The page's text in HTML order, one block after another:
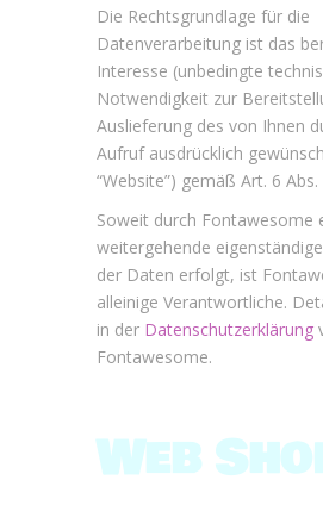
Die Rechtsgrundlage für die
Datenverarbeitung ist das
Interesse (unbedingte
Notwendigkeit zur
Auslieferung des von Ihnen
Aufruf ausdrücklich
“Website”) gemäß Art. 6 Abs.
Soweit durch Fontawesome
weitergehende
der Daten erfolgt, ist
alleinige Verantwortliche.
in der Datenschutzerklärung
Fontawesome.
Web